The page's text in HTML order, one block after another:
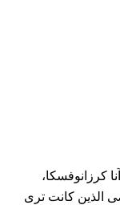
كرزانوفسكا،
الذين كانت ترى